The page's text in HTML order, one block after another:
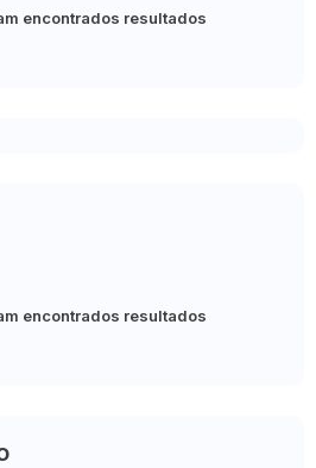
encontrados resultados
encontrados resultados